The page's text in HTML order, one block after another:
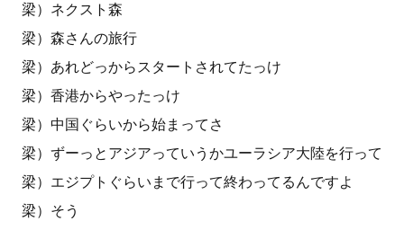
梁）ネクスト森
梁）森さんの旅行
梁）あれどっからスタートされてたっけ
梁）香港からやったっけ
梁）中国ぐらいから始まってさ
梁）ずーっとアジアっていうかユーラシア大陸を行って
梁）エジプトぐらいまで行って終わってるんですよ
梁）そう